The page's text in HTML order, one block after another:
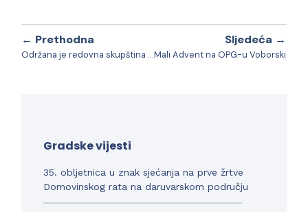
← Prethodna
Održana je redovna skupština Udruge osoba s invaliditetom
Sljedeća →
Mali Advent na OPG-u Voborski
Gradske vijesti
35. obljetnica u znak sjećanja na prve žrtve
Domovinskog rata na daruvarskom području